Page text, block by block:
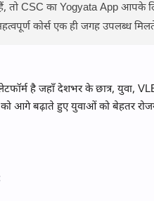
तो CSC का Yogyata App आपके
कोर्स एक ही जगह उपलब्ध
है जहाँ देशभर के छात्र, युवा,
आगे बढ़ाते हुए युवाओं को बेहतर